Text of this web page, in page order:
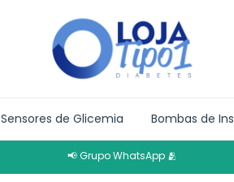
Sensores de Glicemia Bombas de
📢 Grupo WhatsApp 🫂